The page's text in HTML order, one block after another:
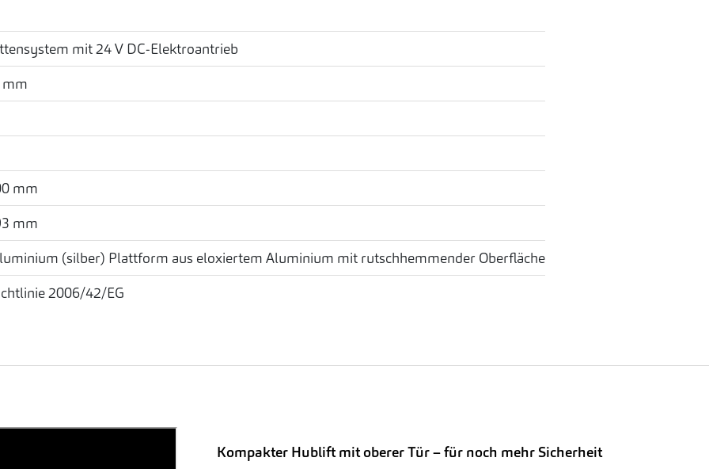
mit 24 V DC-Elektroantrieb
mm
mm
mm
(silber) Plattform aus eloxiertem Aluminium mit rutschhemmender Oberfläche
2006/42/EG
Kompakter Hublift mit oberer Tür – für noch mehr Sicherheit